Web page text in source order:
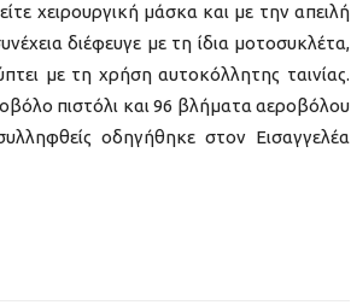
χειρουργική μάσκα και με την απειλή
διέφευγε με τη ίδια μοτοσυκλέτα,
με τη χρήση αυτοκόλλητης ταινίας.
πιστόλι και 96 βλήματα αεροβόλου
οδηγήθηκε στον Εισαγγελέα